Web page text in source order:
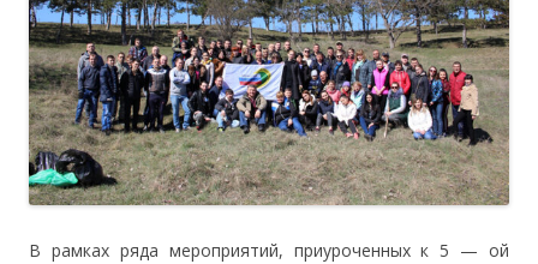
В рамках ряда мероприятий, приуроченных к 5 — ой